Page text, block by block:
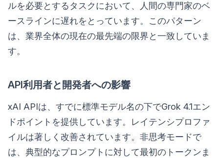
ルを必要とするタスクにおいて、人間の専門家のベ
ースラインに遅れをとっています。このパターン
は、業界全体の現在の最先端の限界と一致していま
す。
API利用者と開発者への影響
xAI APIは、すでに標準モデル名の下でGrok 4.1エン
ドポイントを提供しています。レイテンシプロファ
イルは著しく改善されています。非思考モードで
は、典型的なプロンプトに対して最初のトークンま